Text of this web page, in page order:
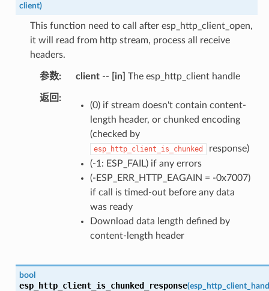
client)
This function need to call after esp_http_client_open,
it will read from http stream, process all receive
headers.
参数 client-- [in] The esp_http_client handle
返回
(0) if stream doesn't contain content-
length header, or chunked encoding
(checked by
esp_http_client_is_chunked
response)
(-1: ESP_FAIL) if any errors
(-ESP_ERR_HTTP_EAGAIN = -0x7007)
if call is timed-out before any data
was ready
Download data length defined by
content-length header
bool
esp_http_client_is_chunked_response(